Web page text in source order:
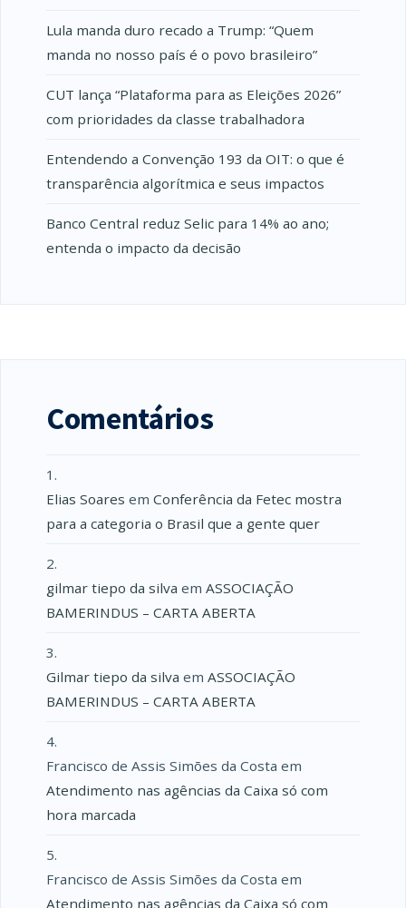
Lula manda duro recado a Trump: “Quem
manda no nosso país é o povo brasileiro”
CUT lança “Plataforma para as Eleições 2026”
com prioridades da classe trabalhadora
Entendendo a Convenção 193 da OIT: o que é
transparência algorítmica e seus impactos
Banco Central reduz Selic para 14% ao ano;
entenda o impacto da decisão
Comentários
Elias Soares em Conferência da Fetec mostra
para a categoria o Brasil que a gente quer
gilmar tiepo da silva em ASSOCIAÇÃO
BAMERINDUS – CARTA ABERTA
Gilmar tiepo da silva em ASSOCIAÇÃO
BAMERINDUS – CARTA ABERTA
Francisco de Assis Simões da Costa em
Atendimento nas agências da Caixa só com
hora marcada
Francisco de Assis Simões da Costa em
Atendimento nas agências da Caixa só com